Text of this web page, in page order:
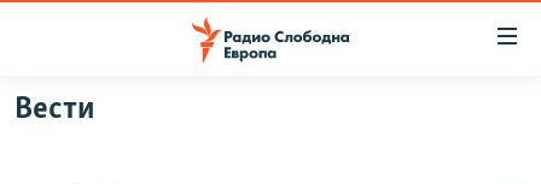
Оди
наВести